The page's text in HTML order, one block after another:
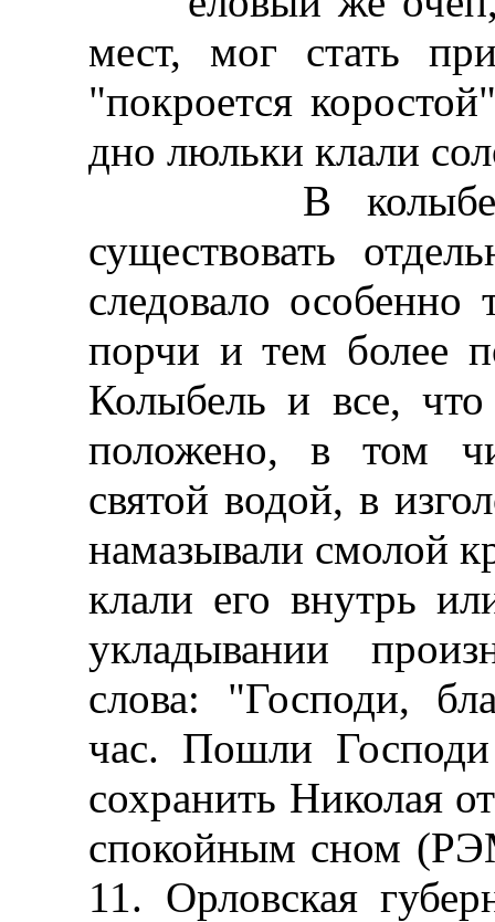
мест, мог стать
"покроется
дно люльки клали
В колыбели
существовать
следовало особенно
порчи и тем более
Колыбель и все,
положено, в том
святой водой, в
намазывали смолой
клали его внутрь
укладывании
слова: "Господи,
час. Пошли Господи
сохранить Николая
спокойным сном
11. Орловская